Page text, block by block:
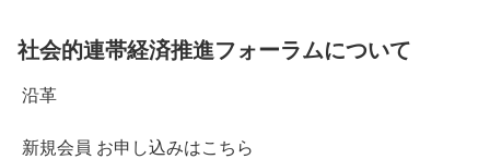
社会的連帯経済推進フォーラムについて
沿革
新規会員 お申し込みはこちら